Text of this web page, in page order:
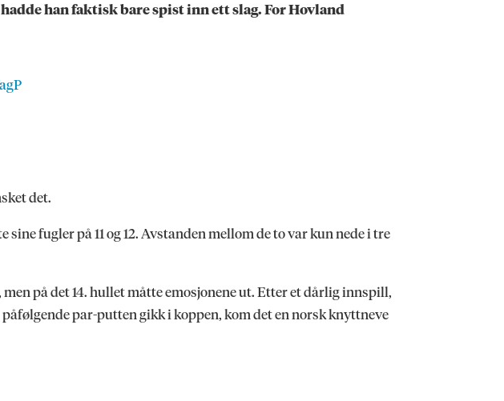
han faktisk bare spist inn ett slag. For Hovland
det.
fugler på 11 og 12. Avstanden mellom de to var kun nede i tre
på det 14. hullet måtte emosjonene ut. Etter et dårlig innspill,
par-putten gikk i koppen, kom det en norsk knyttneve